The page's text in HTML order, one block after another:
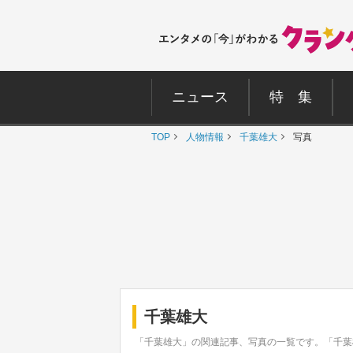
ニュース 特 集
TOP 人物情報 千葉雄大 写真
千葉雄大
「千葉雄大」の関連記事、写真の一覧です。「千